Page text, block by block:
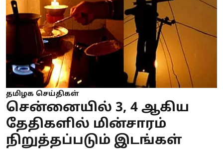
தமிழக செய்திகள்
சென்னையில் 3, 4 ஆகிய
தேதிகளில் மின்சாரம்
நிறுத்தப்படும் இடங்கள்